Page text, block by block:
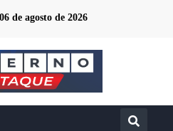
de agosto de 2026